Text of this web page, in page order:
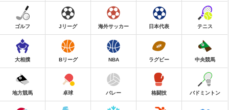
ゴルフ Jリーグ 海外サッカー 日本代表 テニス
大相撲 Bリーグ NBA ラグビー 中央競馬
地方競馬 卓球 バレー 格闘技 バドミントン